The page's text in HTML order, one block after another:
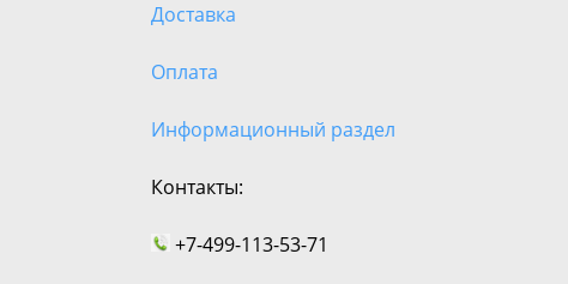
Доставка
Оплата
Информационный раздел
Контакты:
+7-499-113-53-71